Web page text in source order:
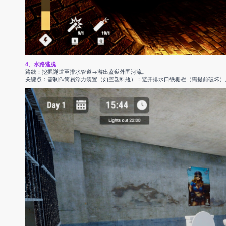
4、水路逃脱
路线：挖掘隧道至排水管道→游出监狱外围河流。
关键点：需制作简易浮力装置（如空塑料瓶）；避开排水口铁栅栏（需提前破坏